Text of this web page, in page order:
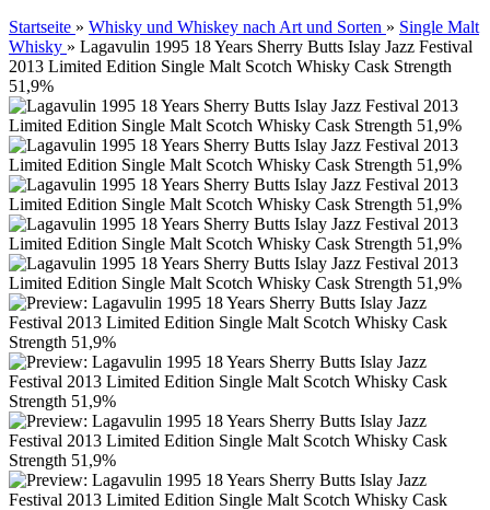
Startseite » Whisky und Whiskey nach Art und Sorten » Single Malt
Whisky » Lagavulin 1995 18 Years Sherry Butts Islay Jazz Festival
2013 Limited Edition Single Malt Scotch Whisky Cask Strength
51,9%